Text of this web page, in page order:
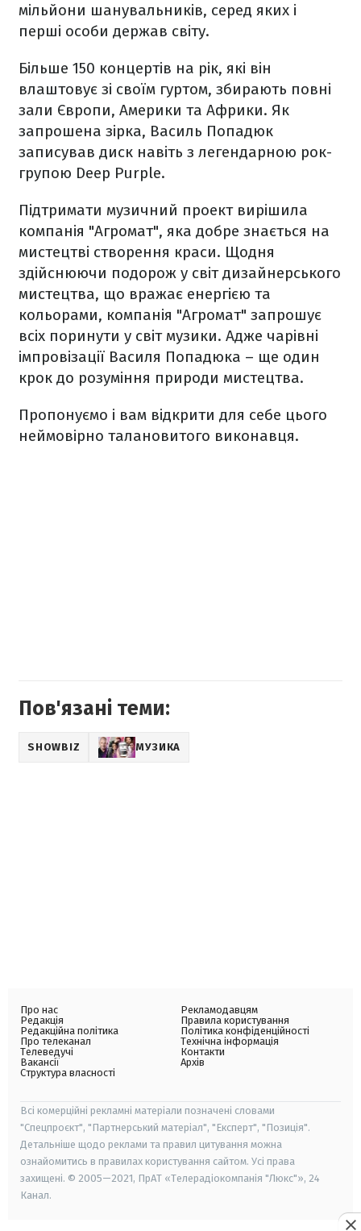
мільйони шанувальників, серед яких і
перші особи держав світу.
Більше 150 концертів на рік, які він
влаштовує зі своїм гуртом, збирають повні
зали Європи, Америки та Африки. Як
запрошена зірка, Василь Попадюк
записував диск навіть з легендарною рок-
групою Deep Purple.
Підтримати музичний проект вирішила
компанія "Агромат", яка добре знається на
мистецтві створення краси. Щодня
здійснюючи подорож у світ дизайнерського
мистецтва, що вражає енергією та
кольорами, компанія "Агромат" запрошує
всіх поринути у світ музики. Адже чарівні
імпровізації Василя Попадюка – ще один
крок до розуміння природи мистецтва.
Пропонуємо і вам відкрити для себе цього
неймовірно талановитого виконавця.
Пов'язані теми:
SHOWBIZ МУЗИКА
Про нас
Редакція
Редакційна політика
Про телеканал
Телеведучі
Вакансії
Структура власності
Рекламодавцям
Правила користування
Політика конфіденційності
Технічна інформація
Контакти
Архів
Всі комерційні рекламні матеріали позначені словами
"Спецпроєкт", "Партнерський матеріал", "Експерт", "Позиція".
Детальніше щодо реклами та правил цитування можна
ознайомитись в правилах користування сайтом. Усі права
захищені. © 2005—2021, ПрАТ «Телерадіокомпанія "Люкс"», 24
Канал.